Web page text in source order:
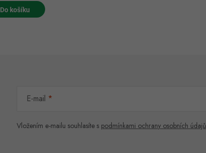
Do košíku
E-mail
Vložením e-mailu souhlasíte s podmínkami ochrany osobních údajů